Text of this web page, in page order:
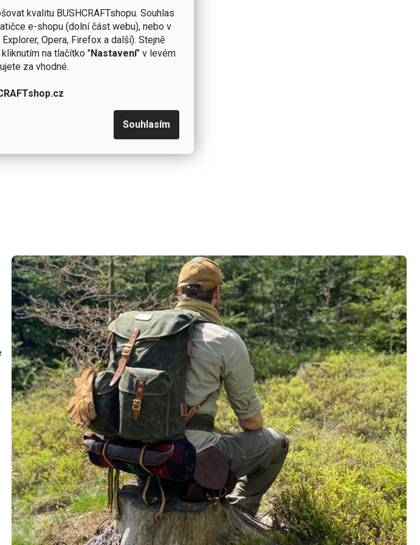
kvalitu BUSHCRAFTshopu. Souhlas
e-shopu (dolní část webu), nebo v
Opera, Firefox a další). Stejně
na tlačítko "Nastavení" v levém
za vhodné.
Souhlasím